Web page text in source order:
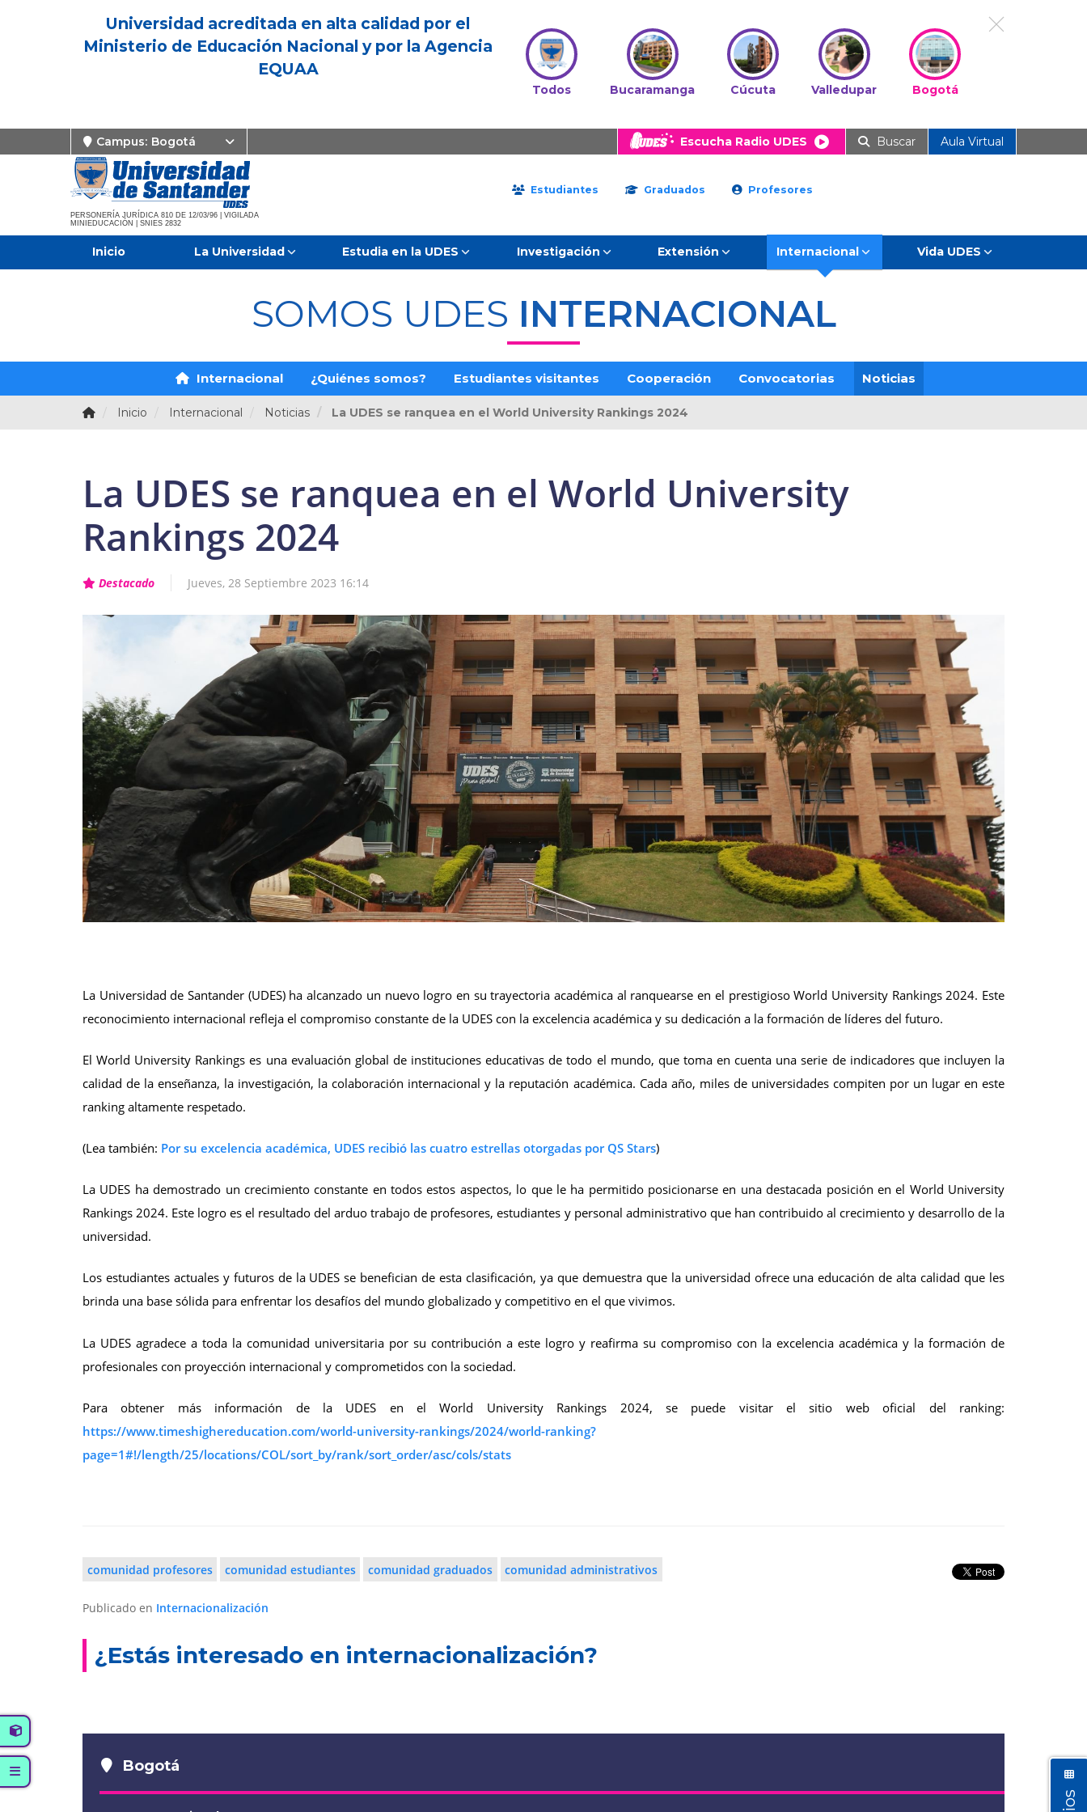
Universidad acreditada en alta calidad por el
Ministerio de Educación Nacional y por la Agencia
EQUAA
Todos Bucaramanga Cúcuta Valledupar Bogotá
Campus: Bogotá Escucha Radio UDES Buscar Aula Virtual
PERSONERÍA JURÍDICA 810 DE 12/03/96 | VIGILADA
MINIEDUCACIÓN | SNIES 2832
Estudiantes Graduados Profesores
Inicio La Universidad Estudia en la UDES Investigación Extensión Internacional Vida UDES
SOMOS UDES INTERNACIONAL
Internacional ¿Quiénes somos? Estudiantes visitantes Cooperación Convocatorias Noticias
Inicio Internacional Noticias La UDES se ranquea en el World University Rankings 2024
La UDES se ranquea en el World University
Rankings 2024
Destacado Jueves, 28 Septiembre 2023 16:14
La Universidad de Santander (UDES) ha alcanzado un nuevo logro en su trayectoria académica al ranquearse en el prestigioso World University Rankings 2024. Este
reconocimiento internacional refleja el compromiso constante de la UDES con la excelencia académica y su dedicación a la formación de líderes del futuro.
El World University Rankings es una evaluación global de instituciones educativas de todo el mundo, que toma en cuenta una serie de indicadores que incluyen la
calidad de la enseñanza, la investigación, la colaboración internacional y la reputación académica. Cada año, miles de universidades compiten por un lugar en este
ranking altamente respetado.
(Lea también: Por su excelencia académica, UDES recibió las cuatro estrellas otorgadas por QS Stars)
La UDES ha demostrado un crecimiento constante en todos estos aspectos, lo que le ha permitido posicionarse en una destacada posición en el World University
Rankings 2024. Este logro es el resultado del arduo trabajo de profesores, estudiantes y personal administrativo que han contribuido al crecimiento y desarrollo de la
universidad.
Los estudiantes actuales y futuros de la UDES se benefician de esta clasificación, ya que demuestra que la universidad ofrece una educación de alta calidad que les
brinda una base sólida para enfrentar los desafíos del mundo globalizado y competitivo en el que vivimos.
La UDES agradece a toda la comunidad universitaria por su contribución a este logro y reafirma su compromiso con la excelencia académica y la formación de
profesionales con proyección internacional y comprometidos con la sociedad.
Para obtener más información de la UDES en el World University Rankings 2024, se puede visitar el sitio web oficial del ranking:
https://www.timeshighereducation.com/world-university-rankings/2024/world-ranking?
page=1#!/length/25/locations/COL/sort_by/rank/sort_order/asc/cols/stats
comunidad profesores comunidad estudiantes comunidad graduados comunidad administrativos
Publicado en Internacionalización
¿Estás interesado en internacionalización?
Bogotá